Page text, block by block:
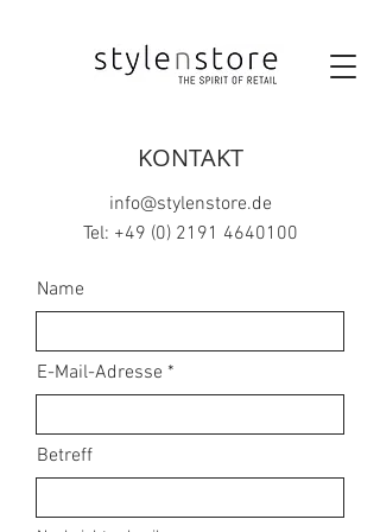
KONTAKT
info@stylenstore.de
Tel: +49 (0) 2191 4640100
Name
E-Mail-Adresse
Betreff